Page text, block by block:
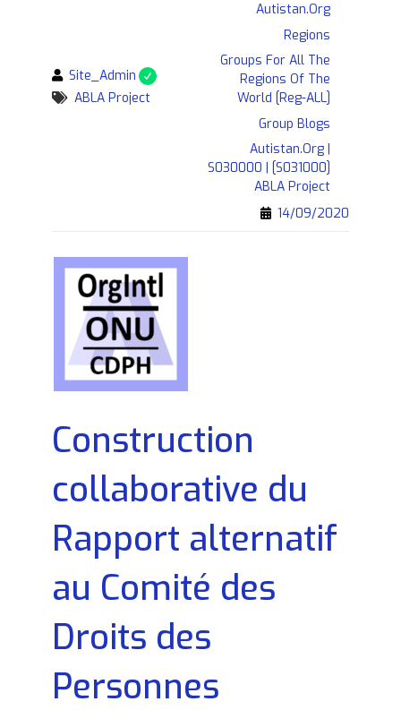
By Site_Admin
Tags
ABLA Project
Autistan.org
Regions
Groups For All The
Regions Of The
World [Reg-ALL]
Group Blogs
Autistan.org |
S030000 | [S031000]
ABLA Project
14/09/2020
Construction
collaborative du
Rapport alternatif
au Comité des
Droits des
Personnes